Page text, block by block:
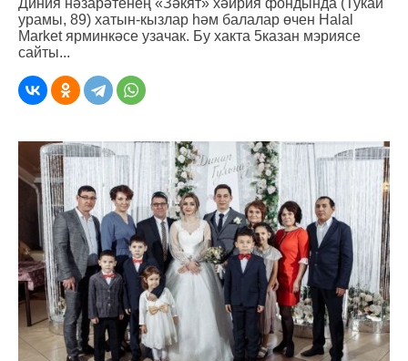
Диния нәзарәтенең «Зәкят» хәйрия фондында (Тукай
урамы, 89) хатын-кызлар һәм балалар өчен Halal
Market ярминкәсе узачак. Бу хакта 5казан мэриясе
сайты...